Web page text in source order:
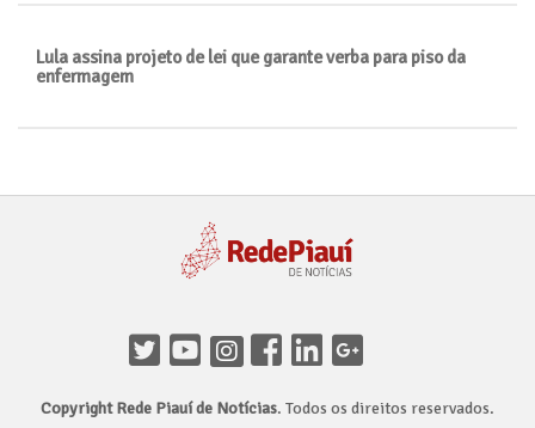
Lula assina projeto de lei que garante verba para piso da
enfermagem
Copyright Rede Piauí de Notícias. Todos os direitos reservados.